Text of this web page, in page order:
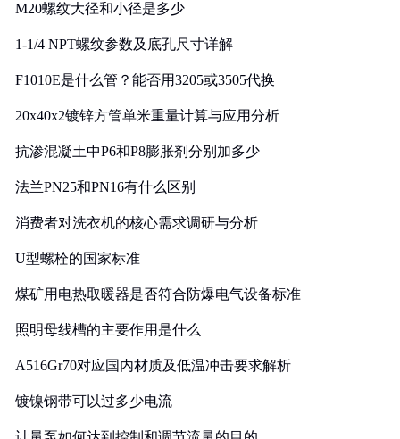
M20螺纹大径和小径是多少
1-1/4 NPT螺纹参数及底孔尺寸详解
F1010E是什么管？能否用3205或3505代换
20x40x2镀锌方管单米重量计算与应用分析
抗渗混凝土中P6和P8膨胀剂分别加多少
法兰PN25和PN16有什么区别
消费者对洗衣机的核心需求调研与分析
U型螺栓的国家标准
煤矿用电热取暖器是否符合防爆电气设备标准
照明母线槽的主要作用是什么
A516Gr70对应国内材质及低温冲击要求解析
镀镍钢带可以过多少电流